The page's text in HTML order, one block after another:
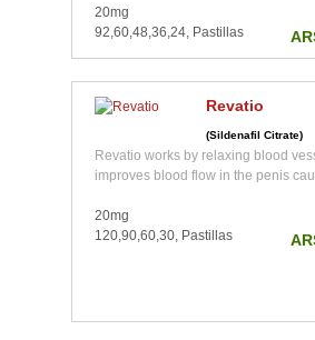
20mg
92,60,48,36,24, Pastillas
Revatio
(Sildenafil Citrate)
Revatio works by relaxing blood
improves blood flow in the penis
20mg
120,90,60,30, Pastillas